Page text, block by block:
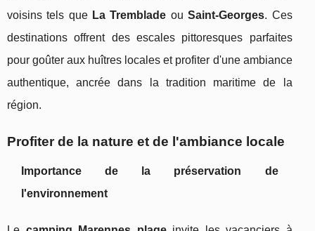
voisins tels que La Tremblade ouSaint-Georges. Ces
destinations offrent des escales pittoresques parfaites
pour goûter aux huîtres locales et profiter d'une ambiance
authentique, ancrée dans la tradition maritime de la
région.
Profiter de la nature et de l'ambiance locale
Importance de la préservation de
l'environnement